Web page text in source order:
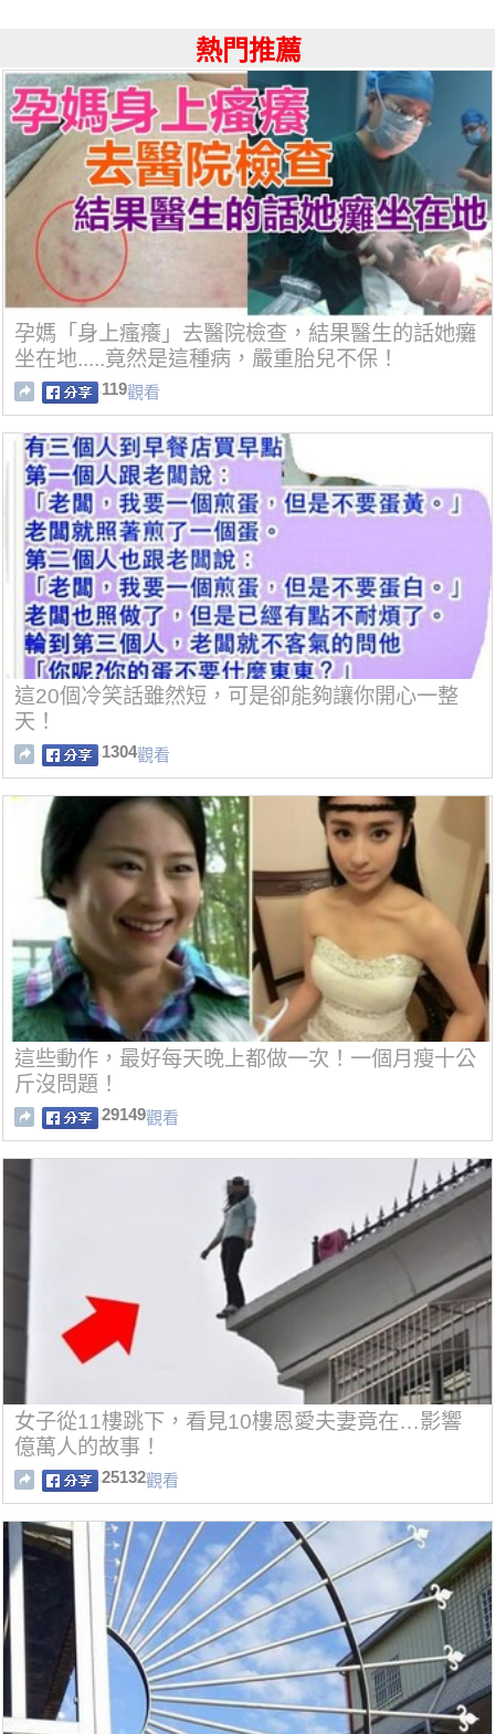
熱門推薦
孕媽「身上瘙癢」去醫院檢查，結果醫生的話她癱
坐在地.....竟然是這種病，嚴重胎兒不保！
119觀看
這20個冷笑話雖然短，可是卻能夠讓你開心一整
天！
1304觀看
這些動作，最好每天晚上都做一次！一個月瘦十公
斤沒問題！
29149觀看
女子從11樓跳下，看見10樓恩愛夫妻竟在…影響
億萬人的故事！
25132觀看